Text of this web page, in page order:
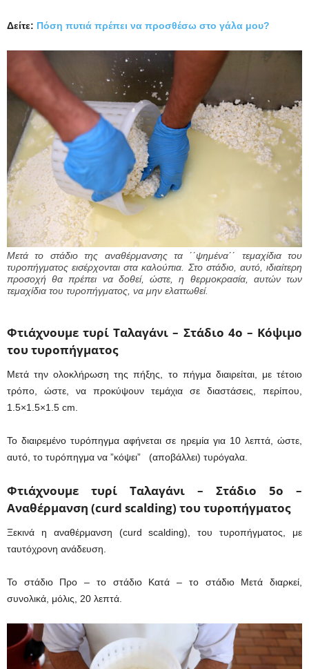
Δείτε: Πόση πυτιά πρέπει να προσθέσω στο γάλα μου?
Μετά το στάδιο της αναθέρμανσης τα ΄΄ψημένα΄΄ τεμαχίδια του
τυροπήγματος εισέρχονται στα καλούπια. Στο στάδιο, αυτό, ιδιαίτερη
προσοχή θα πρέπει να δοθεί, ώστε, η θερμοκρασία, αυτών των
τεμαχίδια του τυροπήγματος, να μην ελαττωθεί.
Φτιάχνουμε τυρί Ταλαγάνι – Στάδιο 4ο – Κόψιμο
του τυροπήγματος
Μετά την ολοκλήρωση της πήξης, το πήγμα διαιρείται, με τέτοιο
τρόπο, ώστε, να προκύψουν τεμάχια σε διαστάσεις, περίπου,
1.5×1.5×1.5 cm.
Το διαιρεμένο τυρόπηγμα αφήνεται σε ηρεμία για 10 λεπτά, ώστε,
αυτό, το τυρόπηγμα να ”κόψει” (αποβάλλει) τυρόγαλα.
Φτιάχνουμε τυρί Ταλαγάνι – Στάδιο 5ο –
Αναθέρμανση (curd scalding) του τυροπήγματος
Ξεκινά η αναθέρμανση (curd scalding), του τυροπήγματος, με
ταυτόχρονη ανάδευση.
Το στάδιο Προ – το στάδιο Κατά – το στάδιο Μετά διαρκεί,
συνολικά, μόλις, 20 λεπτά.